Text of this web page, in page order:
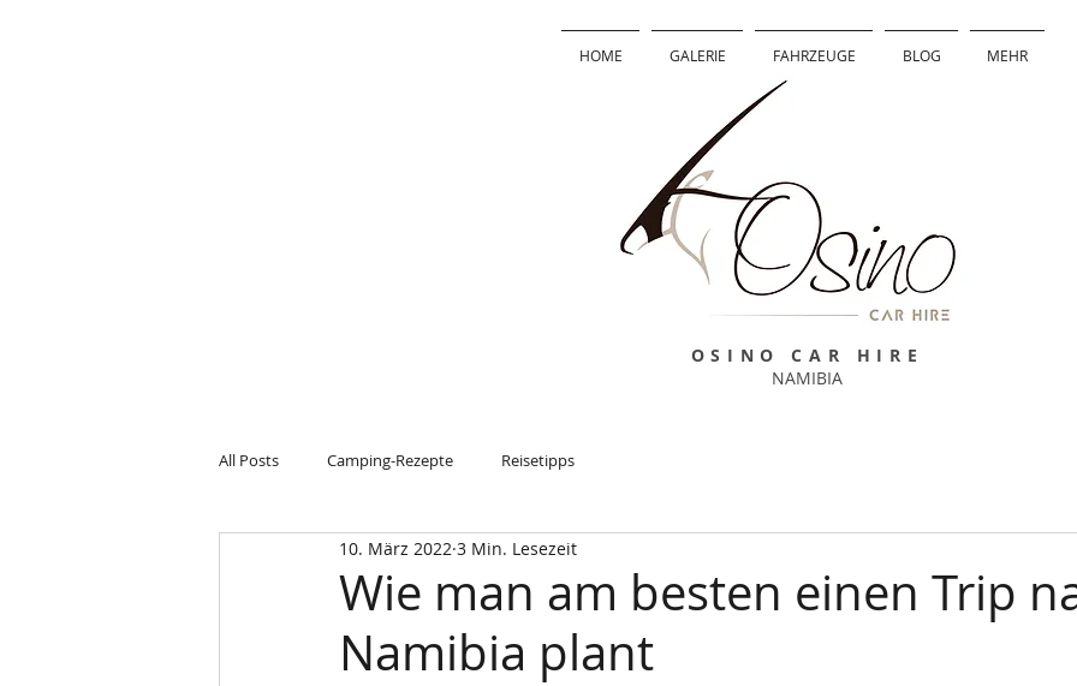
HOME GALERIE FAHRZEUGE BLOG MEHR
OSINO CAR HIRE
NAMIBIA
All Posts Camping-Rezepte Reisetipps
Wie man am besten einen Trip
Namibia plant
10. März 2022 3 Min. Lesezeit